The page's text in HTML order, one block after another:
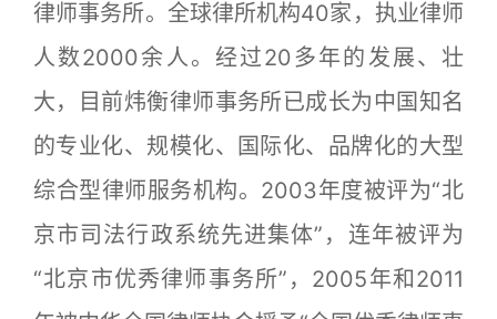
律师事务所。全球律所机构40家，执业律师
人数2000余人。经过20多年的发展、壮
大，目前炜衡律师事务所已成长为中国知名
的专业化、规模化、国际化、品牌化的大型
综合型律师服务机构。2003年度被评为“北
京市司法行政系统先进集体”，连年被评为
“北京市优秀律师事务所”，2005年和2011